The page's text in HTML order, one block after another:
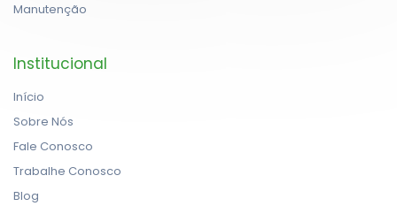
Manutenção
Institucional
Início
Sobre Nós
Fale Conosco
Trabalhe Conosco
Blog